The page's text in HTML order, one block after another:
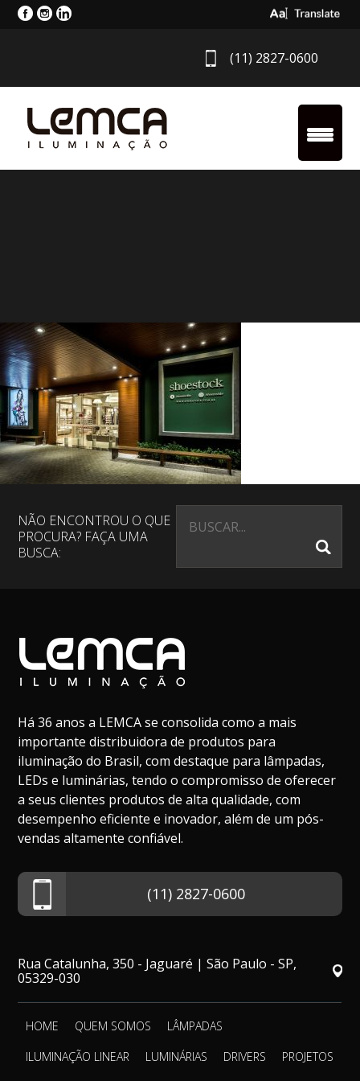
Select
(11) 2827-0600
NÃO ENCONTROU O QUE
PROCURA? FAÇA UMA
BUSCA:
Há 36 anos a LEMCA se consolida como a mais
importante distribuidora de produtos para
iluminação do Brasil, com destaque para lâmpadas,
LEDs e luminárias, tendo o compromisso de oferecer
a seus clientes produtos de alta qualidade, com
desempenho eficiente e inovador, além de um pós-
vendas altamente confiável.
(11) 2827-0600
Rua Catalunha, 350 - Jaguaré | São Paulo - SP,
05329-030
HOME QUEM SOMOS
LÂMPADAS
ILUMINAÇÃO LINEAR
LUMINÁRIAS DRIVERS
PROJETOS